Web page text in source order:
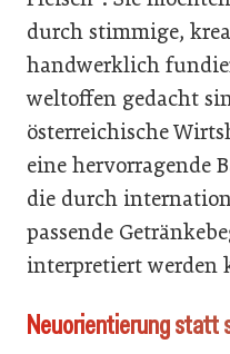
durch stimmige,
handwerklich
weltoffen gedacht
österreichische
eine hervorragende
die durch
passende
interpretiert werden
Neuorientierung statt